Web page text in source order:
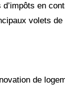
en
volets
de